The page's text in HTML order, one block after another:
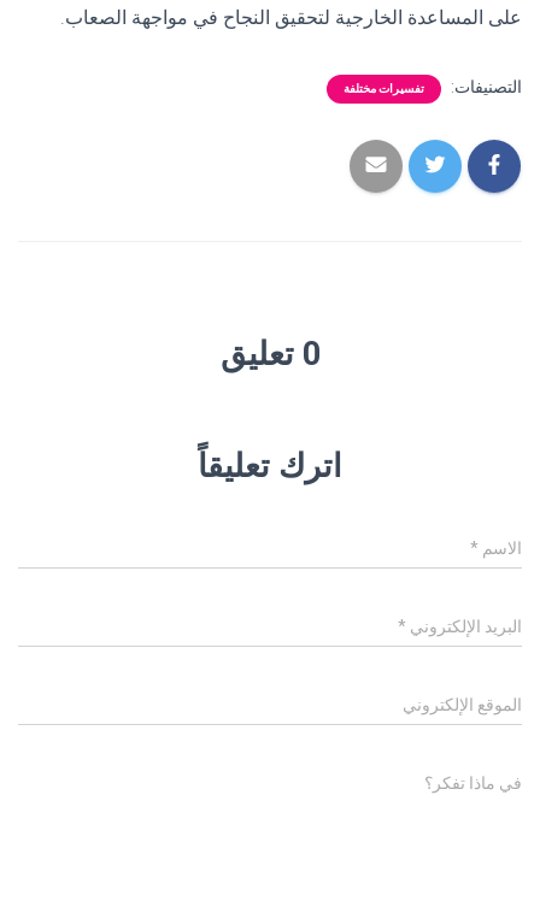
على المساعدة الخارجية لتحقيق النجاح في مواجهة الصعاب.
التصنيفات: تفسيرات مختلفة
0 تعليق
اترك تعليقاً
الاسم *
البريد الإلكتروني *
الموقع الإلكتروني
في ماذا تفكر؟